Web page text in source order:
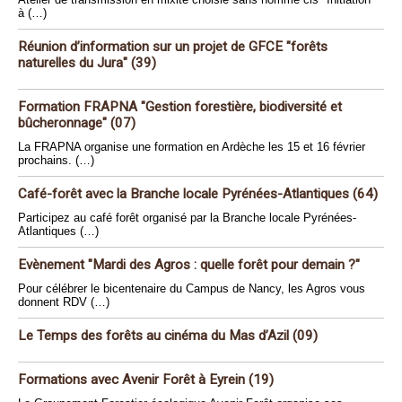
à (…)
Réunion d’information sur un projet de GFCE "forêts
naturelles du Jura" (39)
Formation FRAPNA "Gestion forestière, biodiversité et
bûcheronnage" (07)
La FRAPNA organise une formation en Ardèche les 15 et 16 février
prochains. (…)
Café-forêt avec la Branche locale Pyrénées-Atlantiques (64)
Participez au café forêt organisé par la Branche locale Pyrénées-
Atlantiques (…)
Evènement "Mardi des Agros : quelle forêt pour demain ?"
Pour célébrer le bicentenaire du Campus de Nancy, les Agros vous
donnent RDV (…)
Le Temps des forêts au cinéma du Mas d’Azil (09)
Formations avec Avenir Forêt à Eyrein (19)